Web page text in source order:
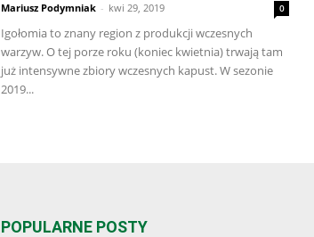
Mariusz Podymniak - kwi 29, 2019 0
Igołomia to znany region z produkcji wczesnych
warzyw. O tej porze roku (koniec kwietnia) trwają tam
już intensywne zbiory wczesnych kapust. W sezonie
2019...
POPULARNE POSTY